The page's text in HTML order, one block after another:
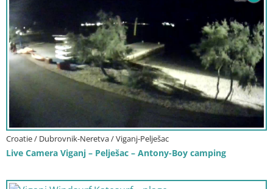
Croatie / Dubrovnik-Neretva / Viganj-Pelješac
Live Camera Viganj – Pelješac – Antony-Boy camping